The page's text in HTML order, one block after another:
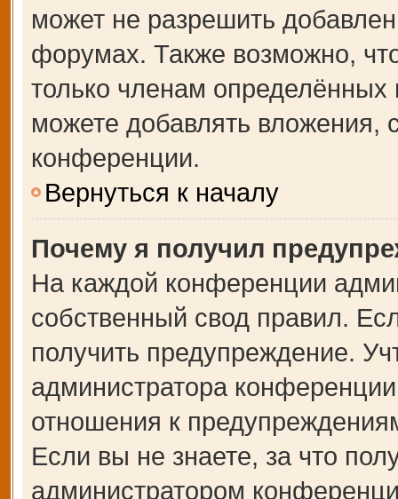
может не разрешить
форумах. Также возможно,
только членам
можете добавлять вложения,
конференции.
Вернуться к началу
Почему я получил
На каждой конференции
собственный свод правил.
получить предупреждение.
администратора
отношения к
Если вы не знаете, за что
администратором